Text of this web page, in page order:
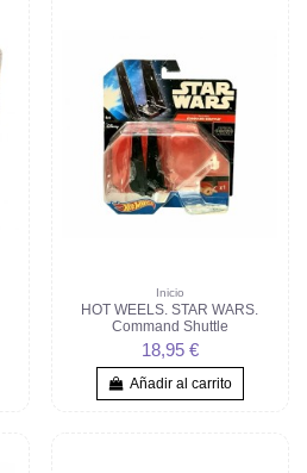
Inicio
HOT WEELS. STAR WARS.
Command Shuttle
18,95 €
Añadir al carrito